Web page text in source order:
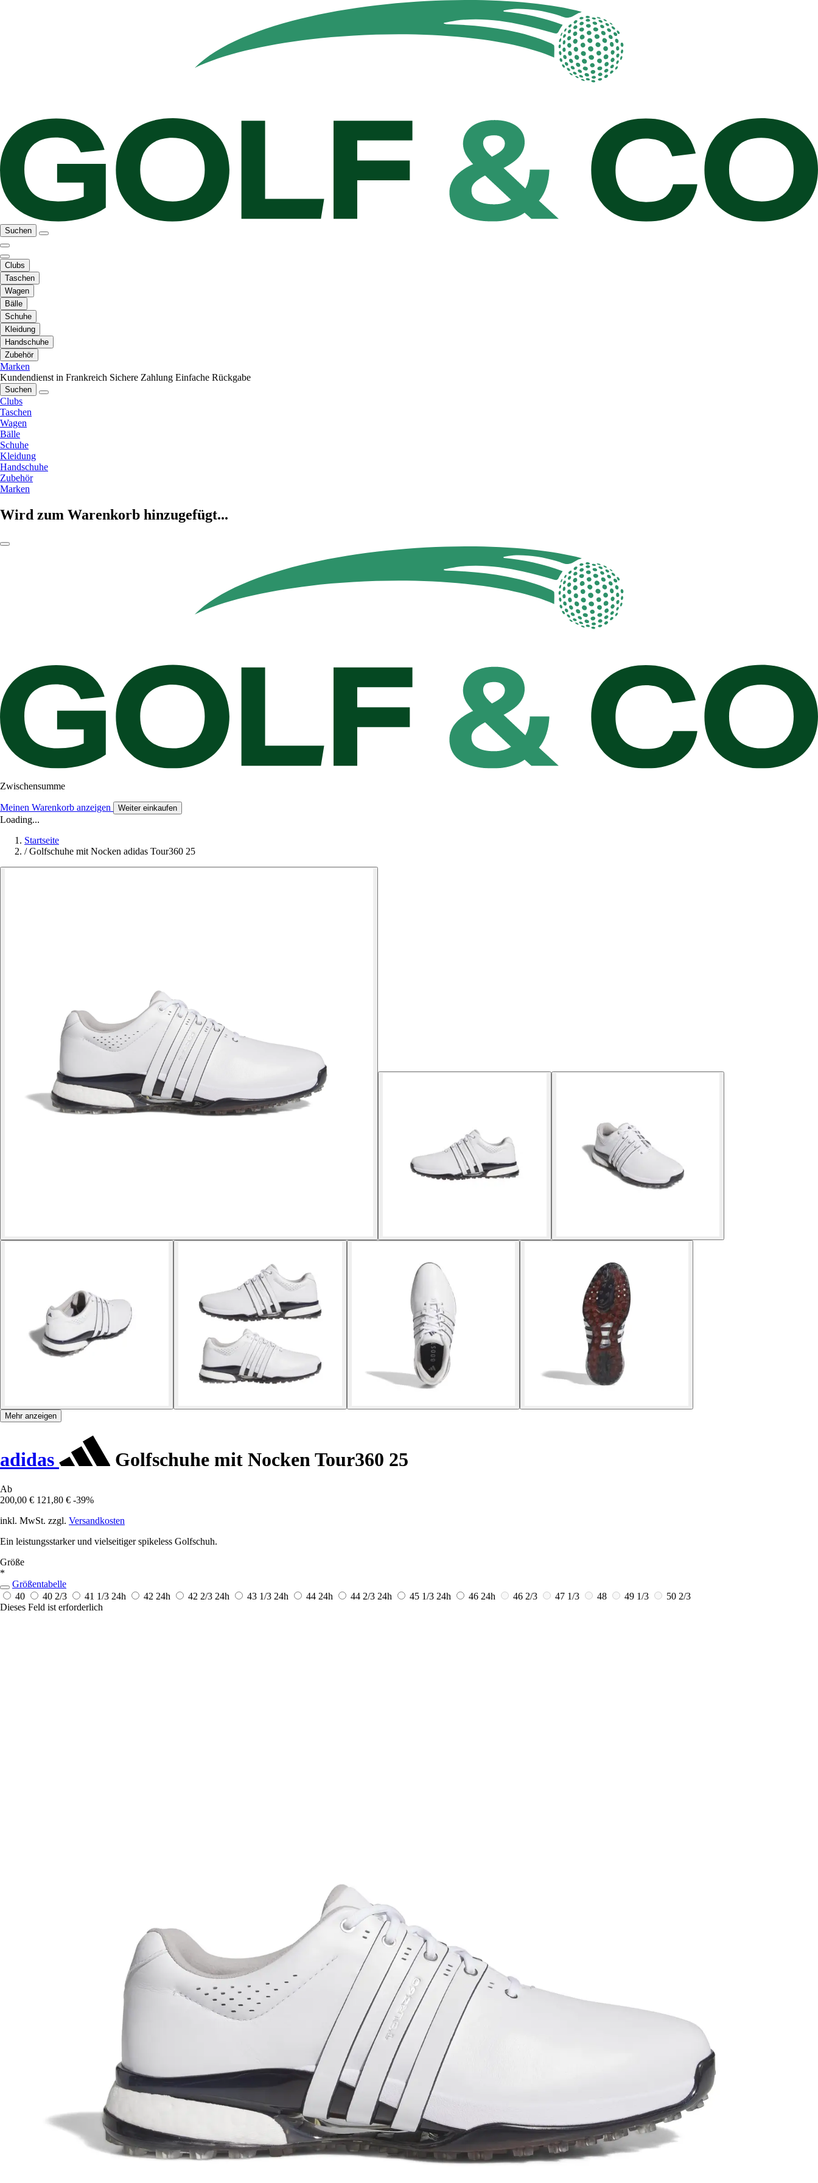
Suchen
Clubs
Taschen
Wagen
Bälle
Schuhe
Kleidung
Handschuhe
Zubehör
Marken
Kundendienst in Frankreich Sichere Zahlung Einfache Rückgabe
Suchen
Clubs
Taschen
Wagen
Bälle
Schuhe
Kleidung
Handschuhe
Zubehör
Marken
Wird zum Warenkorb hinzugefügt...
Zwischensumme
Meinen Warenkorb anzeigen Weiter einkaufen
Loading...
Startseite
/ Golfschuhe mit Nocken adidas Tour360 25
Mehr anzeigen
adidas Golfschuhe mit Nocken Tour360 25
Ab
200,00 € 121,80 € -39%
inkl. MwSt. zzgl. Versandkosten
Ein leistungsstarker und vielseitiger spikeless Golfschuh.
Größe
*
Größentabelle
40
40 2/3 41 1/3 24h 42 24h 42 2/3 24h 43 1/3 24h 44 24h 44 2/3 24h 45 1/3 24h 46 24h 46 2/3 47 1/3 48 49 1/3
50 2/3
Dieses Feld ist erforderlich